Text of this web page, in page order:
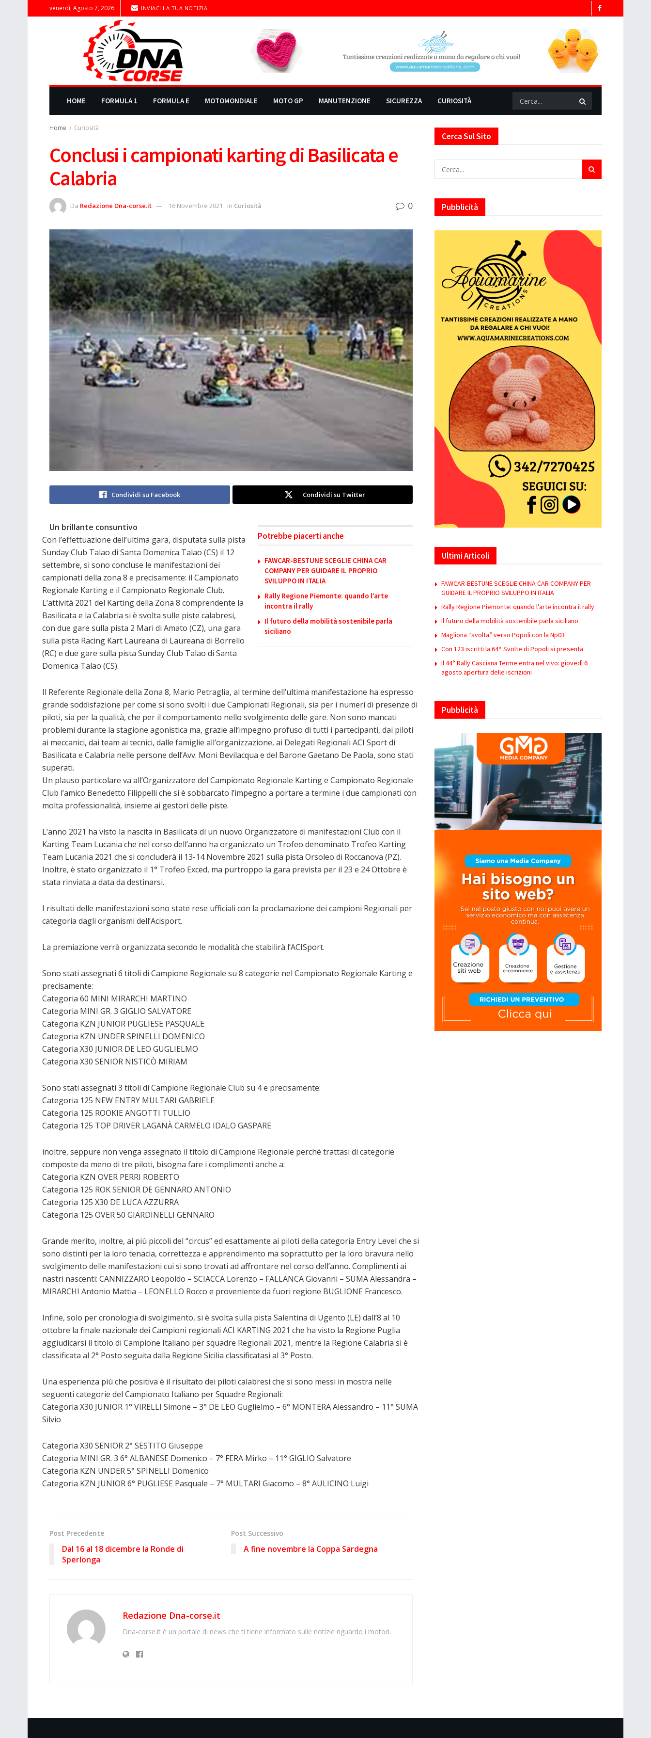
venerdì, Agosto 7, 2026 INVIACI LA TUA NOTIZIA
HOME FORMULA 1 FORMULA E MOTOMONDIALE MOTO GP MANUTENZIONE SICUREZZA CURIOSITÀ
Home Curiosità
Conclusi i campionati karting di Basilicata e
Calabria
Da Redazione Dna-corse.it 16 Novembre 2021 in Curiosità 0
Condividi su Facebook Condividi su Twitter
Potrebbe piacerti anche
FAWCAR-BESTUNE SCEGLIE CHINA CAR
COMPANY PER GUIDARE IL PROPRIO
SVILUPPO IN ITALIA
Rally Regione Piemonte: quando l’arte
incontra il rally
Il futuro della mobilità sostenibile parla
siciliano
Un brillante consuntivo
Con l’effettuazione dell’ultima gara, disputata sulla pista
Sunday Club Talao di Santa Domenica Talao (CS) il 12
settembre, si sono concluse le manifestazioni dei
campionati della zona 8 e precisamente: il Campionato
Regionale Karting e il Campionato Regionale Club.
L’attività 2021 del Karting della Zona 8 comprendente la
Basilicata e la Calabria si è svolta sulle piste calabresi,
con due gare sulla pista 2 Mari di Amato (CZ), una gara
sulla pista Racing Kart Laureana di Laureana di Borrello
(RC) e due gare sulla pista Sunday Club Talao di Santa
Domenica Talao (CS).
Il Referente Regionale della Zona 8, Mario Petraglia, al termine dell’ultima manifestazione ha espresso
grande soddisfazione per come si sono svolti i due Campionati Regionali, sia per i numeri di presenze di
piloti, sia per la qualità, che per il comportamento nello svolgimento delle gare. Non sono mancati
problemi durante la stagione agonistica ma, grazie all’impegno profuso di tutti i partecipanti, dai piloti
ai meccanici, dai team ai tecnici, dalle famiglie all’organizzazione, ai Delegati Regionali ACI Sport di
Basilicata e Calabria nelle persone dell’Avv. Moni Bevilacqua e del Barone Gaetano De Paola, sono stati
superati.
Un plauso particolare va all’Organizzatore del Campionato Regionale Karting e Campionato Regionale
Club l’amico Benedetto Filippelli che si è sobbarcato l’impegno a portare a termine i due campionati con
molta professionalità, insieme ai gestori delle piste.
L’anno 2021 ha visto la nascita in Basilicata di un nuovo Organizzatore di manifestazioni Club con il
Karting Team Lucania che nel corso dell’anno ha organizzato un Trofeo denominato Trofeo Karting
Team Lucania 2021 che si concluderà il 13-14 Novembre 2021 sulla pista Orsoleo di Roccanova (PZ).
Inoltre, è stato organizzato il 1° Trofeo Exced, ma purtroppo la gara prevista per il 23 e 24 Ottobre è
stata rinviata a data da destinarsi.
I risultati delle manifestazioni sono state rese ufficiali con la proclamazione dei campioni Regionali per
categoria dagli organismi dell’Acisport.
La premiazione verrà organizzata secondo le modalità che stabilirà l’ACISport.
Sono stati assegnati 6 titoli di Campione Regionale su 8 categorie nel Campionato Regionale Karting e
precisamente:
Categoria 60 MINI MIRARCHI MARTINO
Categoria MINI GR. 3 GIGLIO SALVATORE
Categoria KZN JUNIOR PUGLIESE PASQUALE
Categoria KZN UNDER SPINELLI DOMENICO
Categoria X30 JUNIOR DE LEO GUGLIELMO
Categoria X30 SENIOR NISTICÒ MIRIAM
Sono stati assegnati 3 titoli di Campione Regionale Club su 4 e precisamente:
Categoria 125 NEW ENTRY MULTARI GABRIELE
Categoria 125 ROOKIE ANGOTTI TULLIO
Categoria 125 TOP DRIVER LAGANÀ CARMELO IDALO GASPARE
inoltre, seppure non venga assegnato il titolo di Campione Regionale perché trattasi di categorie
composte da meno di tre piloti, bisogna fare i complimenti anche a:
Categoria KZN OVER PERRI ROBERTO
Categoria 125 ROK SENIOR DE GENNARO ANTONIO
Categoria 125 X30 DE LUCA AZZURRA
Categoria 125 OVER 50 GIARDINELLI GENNARO
Grande merito, inoltre, ai più piccoli del “circus” ed esattamente ai piloti della categoria Entry Level che si
sono distinti per la loro tenacia, correttezza e apprendimento ma soprattutto per la loro bravura nello
svolgimento delle manifestazioni cui si sono trovati ad affrontare nel corso dell’anno. Complimenti ai
nastri nascenti: CANNIZZARO Leopoldo – SCIACCA Lorenzo – FALLANCA Giovanni – SUMA Alessandra –
MIRARCHI Antonio Mattia – LEONELLO Rocco e proveniente da fuori regione BUGLIONE Francesco.
Infine, solo per cronologia di svolgimento, si è svolta sulla pista Salentina di Ugento (LE) dall’8 al 10
ottobre la finale nazionale dei Campioni regionali ACI KARTING 2021 che ha visto la Regione Puglia
aggiudicarsi il titolo di Campione Italiano per squadre Regionali 2021, mentre la Regione Calabria si è
classificata al 2° Posto seguita dalla Regione Sicilia classificatasi al 3° Posto.
Una esperienza più che positiva è il risultato dei piloti calabresi che si sono messi in mostra nelle
seguenti categorie del Campionato Italiano per Squadre Regionali:
Categoria X30 JUNIOR 1° VIRELLI Simone – 3° DE LEO Guglielmo – 6° MONTERA Alessandro – 11° SUMA
Silvio
Categoria X30 SENIOR 2° SESTITO Giuseppe
Categoria MINI GR. 3 6° ALBANESE Domenico – 7° FERA Mirko – 11° GIGLIO Salvatore
Categoria KZN UNDER 5° SPINELLI Domenico
Categoria KZN JUNIOR 6° PUGLIESE Pasquale – 7° MULTARI Giacomo – 8° AULICINO Luigi
Post Precedente
Dal 16 al 18 dicembre la Ronde di
Sperlonga
Post Successivo
A fine novembre la Coppa Sardegna
Redazione Dna-corse.it
Dna-corse.it è un portale di news che ti tiene informato sulle notizie riguardo i motori.
Cerca Sul Sito
Pubblicità
Ultimi Articoli
FAWCAR-BESTUNE SCEGLIE CHINA CAR COMPANY PER
GUIDARE IL PROPRIO SVILUPPO IN ITALIA
Rally Regione Piemonte: quando l’arte incontra il rally
Il futuro della mobilità sostenibile parla siciliano
Magliona “svolta” verso Popoli con la Np03
Con 123 iscritti la 64^ Svolte di Popoli si presenta
Il 44° Rally Casciana Terme entra nel vivo: giovedì 6
agosto apertura delle iscrizioni
Pubblicità